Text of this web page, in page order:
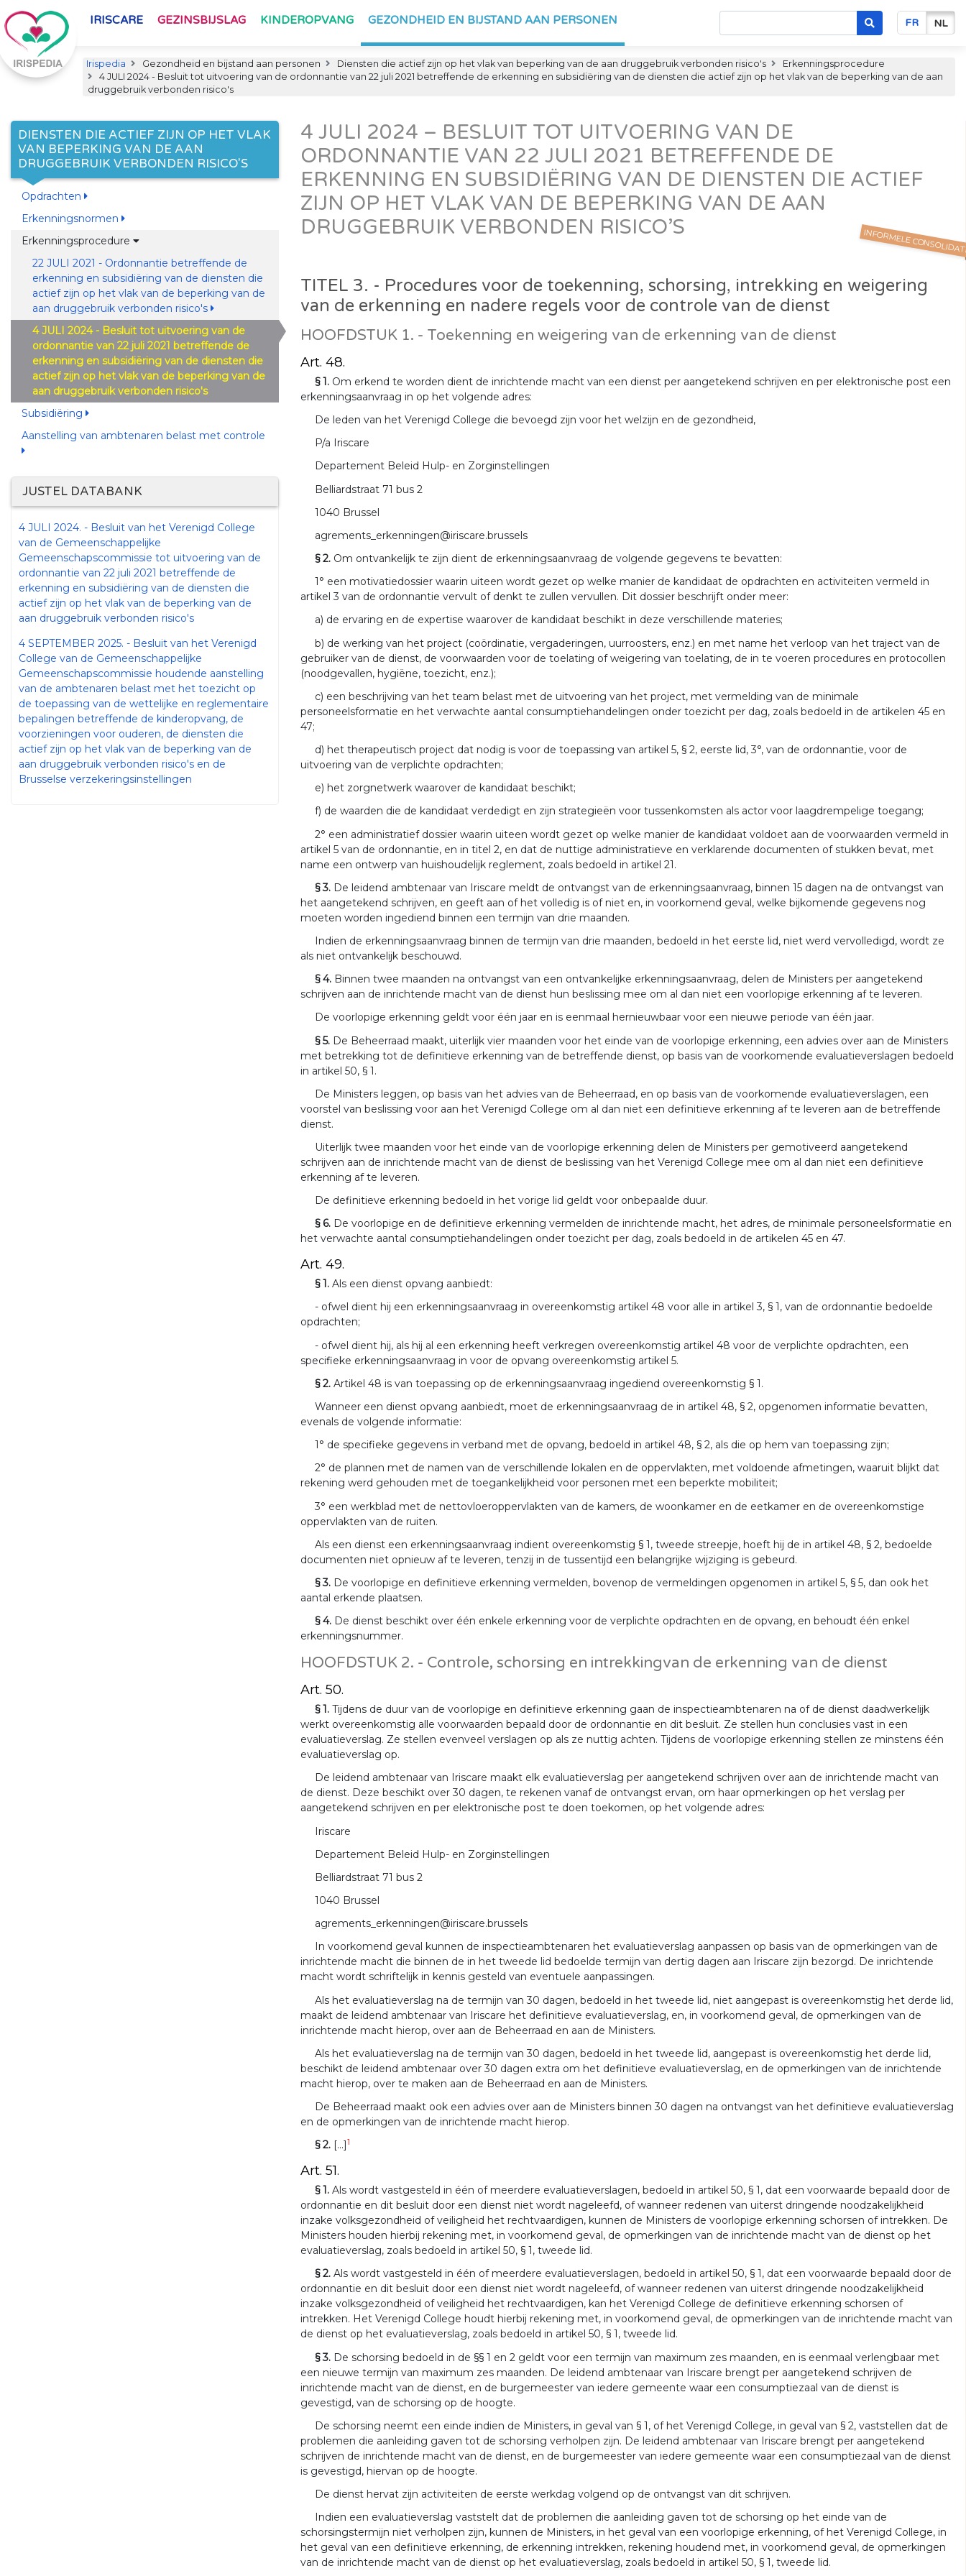
IRISCARE GEZINSBIJSLAG KINDEROPVANG GEZONDHEID EN BIJSTAND AAN PERSONEN FR NL
Irispedia Gezondheid en bijstand aan personen Diensten die actief zijn op het vlak van beperking van de aan druggebruik verbonden risico's
Erkenningsprocedure
4 JULI 2024 - Besluit tot uitvoering van de ordonnantie van 22 juli 2021 betreffende de erkenning en subsidiëring van de diensten die actief zijn op het vlak van de beperking van de aan
druggebruik verbonden risico's
DIENSTEN DIE ACTIEF ZIJN OP HET VLAK
VAN BEPERKING VAN DE AAN
DRUGGEBRUIK VERBONDEN RISICO'S
Opdrachten
Erkenningsnormen
Erkenningsprocedure
22 JULI 2021 - Ordonnantie betreffende de
erkenning en subsidiëring van de diensten die
actief zijn op het vlak van de beperking van de
aan druggebruik verbonden risico's
4 JULI 2024 - Besluit tot uitvoering van de
ordonnantie van 22 juli 2021 betreffende de
erkenning en subsidiëring van de diensten die
actief zijn op het vlak van de beperking van de
aan druggebruik verbonden risico's
Subsidiëring
Aanstelling van ambtenaren belast met controle
JUSTEL DATABANK
4 JULI 2024. - Besluit van het Verenigd College
van de Gemeenschappelijke
Gemeenschapscommissie tot uitvoering van de
ordonnantie van 22 juli 2021 betreffende de
erkenning en subsidiëring van de diensten die
actief zijn op het vlak van de beperking van de
aan druggebruik verbonden risico's
4 SEPTEMBER 2025. - Besluit van het Verenigd
College van de Gemeenschappelijke
Gemeenschapscommissie houdende aanstelling
van de ambtenaren belast met het toezicht op
de toepassing van de wettelijke en reglementaire
bepalingen betreffende de kinderopvang, de
voorzieningen voor ouderen, de diensten die
actief zijn op het vlak van de beperking van de
aan druggebruik verbonden risico's en de
Brusselse verzekeringsinstellingen
4 JULI 2024 – BESLUIT TOT UITVOERING VAN DE
ORDONNANTIE VAN 22 JULI 2021 BETREFFENDE DE
ERKENNING EN SUBSIDIËRING VAN DE DIENSTEN DIE ACTIEF
ZIJN OP HET VLAK VAN DE BEPERKING VAN DE AAN
DRUGGEBRUIK VERBONDEN RISICO’S
INFORMELE
TITEL 3. - Procedures voor de toekenning, schorsing, intrekking en weigering
van de erkenning en nadere regels voor de controle van de dienst
HOOFDSTUK 1. - Toekenning en weigering van de erkenning van de dienst
Art. 48.
§ 1. Om erkend te worden dient de inrichtende macht van een dienst per aangetekend schrijven en per elektronische post een
erkenningsaanvraag in op het volgende adres:
De leden van het Verenigd College die bevoegd zijn voor het welzijn en de gezondheid,
P/a Iriscare
Departement Beleid Hulp- en Zorginstellingen
Belliardstraat 71 bus 2
1040 Brussel
agrements_erkenningen@iriscare.brussels
§ 2. Om ontvankelijk te zijn dient de erkenningsaanvraag de volgende gegevens te bevatten:
1° een motivatiedossier waarin uiteen wordt gezet op welke manier de kandidaat de opdrachten en activiteiten vermeld in
artikel 3 van de ordonnantie vervult of denkt te zullen vervullen. Dit dossier beschrijft onder meer:
a) de ervaring en de expertise waarover de kandidaat beschikt in deze verschillende materies;
b) de werking van het project (coördinatie, vergaderingen, uurroosters, enz.) en met name het verloop van het traject van de
gebruiker van de dienst, de voorwaarden voor de toelating of weigering van toelating, de in te voeren procedures en protocollen
(noodgevallen, hygiëne, toezicht, enz.);
c) een beschrijving van het team belast met de uitvoering van het project, met vermelding van de minimale
personeelsformatie en het verwachte aantal consumptiehandelingen onder toezicht per dag, zoals bedoeld in de artikelen 45 en
47;
d) het therapeutisch project dat nodig is voor de toepassing van artikel 5, § 2, eerste lid, 3°, van de ordonnantie, voor de
uitvoering van de verplichte opdrachten;
e) het zorgnetwerk waarover de kandidaat beschikt;
f) de waarden die de kandidaat verdedigt en zijn strategieën voor tussenkomsten als actor voor laagdrempelige toegang;
2° een administratief dossier waarin uiteen wordt gezet op welke manier de kandidaat voldoet aan de voorwaarden vermeld in
artikel 5 van de ordonnantie, en in titel 2, en dat de nuttige administratieve en verklarende documenten of stukken bevat, met
name een ontwerp van huishoudelijk reglement, zoals bedoeld in artikel 21.
§ 3. De leidend ambtenaar van Iriscare meldt de ontvangst van de erkenningsaanvraag, binnen 15 dagen na de ontvangst van
het aangetekend schrijven, en geeft aan of het volledig is of niet en, in voorkomend geval, welke bijkomende gegevens nog
moeten worden ingediend binnen een termijn van drie maanden.
Indien de erkenningsaanvraag binnen de termijn van drie maanden, bedoeld in het eerste lid, niet werd vervolledigd, wordt ze
als niet ontvankelijk beschouwd.
§ 4. Binnen twee maanden na ontvangst van een ontvankelijke erkenningsaanvraag, delen de Ministers per aangetekend
schrijven aan de inrichtende macht van de dienst hun beslissing mee om al dan niet een voorlopige erkenning af te leveren.
De voorlopige erkenning geldt voor één jaar en is eenmaal hernieuwbaar voor een nieuwe periode van één jaar.
§ 5. De Beheerraad maakt, uiterlijk vier maanden voor het einde van de voorlopige erkenning, een advies over aan de Ministers
met betrekking tot de definitieve erkenning van de betreffende dienst, op basis van de voorkomende evaluatieverslagen bedoeld
in artikel 50, § 1.
De Ministers leggen, op basis van het advies van de Beheerraad, en op basis van de voorkomende evaluatieverslagen, een
voorstel van beslissing voor aan het Verenigd College om al dan niet een definitieve erkenning af te leveren aan de betreffende
dienst.
Uiterlijk twee maanden voor het einde van de voorlopige erkenning delen de Ministers per gemotiveerd aangetekend
schrijven aan de inrichtende macht van de dienst de beslissing van het Verenigd College mee om al dan niet een definitieve
erkenning af te leveren.
De definitieve erkenning bedoeld in het vorige lid geldt voor onbepaalde duur.
§ 6. De voorlopige en de definitieve erkenning vermelden de inrichtende macht, het adres, de minimale personeelsformatie en
het verwachte aantal consumptiehandelingen onder toezicht per dag, zoals bedoeld in de artikelen 45 en 47.
Art. 49.
§ 1. Als een dienst opvang aanbiedt:
- ofwel dient hij een erkenningsaanvraag in overeenkomstig artikel 48 voor alle in artikel 3, § 1, van de ordonnantie bedoelde
opdrachten;
- ofwel dient hij, als hij al een erkenning heeft verkregen overeenkomstig artikel 48 voor de verplichte opdrachten, een
specifieke erkenningsaanvraag in voor de opvang overeenkomstig artikel 5.
§ 2. Artikel 48 is van toepassing op de erkenningsaanvraag ingediend overeenkomstig § 1.
Wanneer een dienst opvang aanbiedt, moet de erkenningsaanvraag de in artikel 48, § 2, opgenomen informatie bevatten,
evenals de volgende informatie:
1° de specifieke gegevens in verband met de opvang, bedoeld in artikel 48, § 2, als die op hem van toepassing zijn;
2° de plannen met de namen van de verschillende lokalen en de oppervlakten, met voldoende afmetingen, waaruit blijkt dat
rekening werd gehouden met de toegankelijkheid voor personen met een beperkte mobiliteit;
3° een werkblad met de nettovloeroppervlakten van de kamers, de woonkamer en de eetkamer en de overeenkomstige
oppervlakten van de ruiten.
Als een dienst een erkenningsaanvraag indient overeenkomstig § 1, tweede streepje, hoeft hij de in artikel 48, § 2, bedoelde
documenten niet opnieuw af te leveren, tenzij in de tussentijd een belangrijke wijziging is gebeurd.
§ 3. De voorlopige en definitieve erkenning vermelden, bovenop de vermeldingen opgenomen in artikel 5, § 5, dan ook het
aantal erkende plaatsen.
§ 4. De dienst beschikt over één enkele erkenning voor de verplichte opdrachten en de opvang, en behoudt één enkel
erkenningsnummer.
HOOFDSTUK 2. - Controle, schorsing en intrekkingvan de erkenning van de dienst
Art. 50.
§ 1. Tijdens de duur van de voorlopige en definitieve erkenning gaan de inspectieambtenaren na of de dienst daadwerkelijk
werkt overeenkomstig alle voorwaarden bepaald door de ordonnantie en dit besluit. Ze stellen hun conclusies vast in een
evaluatieverslag. Ze stellen evenveel verslagen op als ze nuttig achten. Tijdens de voorlopige erkenning stellen ze minstens één
evaluatieverslag op.
De leidend ambtenaar van Iriscare maakt elk evaluatieverslag per aangetekend schrijven over aan de inrichtende macht van
de dienst. Deze beschikt over 30 dagen, te rekenen vanaf de ontvangst ervan, om haar opmerkingen op het verslag per
aangetekend schrijven en per elektronische post te doen toekomen, op het volgende adres:
Iriscare
Departement Beleid Hulp- en Zorginstellingen
Belliardstraat 71 bus 2
1040 Brussel
agrements_erkenningen@iriscare.brussels
In voorkomend geval kunnen de inspectieambtenaren het evaluatieverslag aanpassen op basis van de opmerkingen van de
inrichtende macht die binnen de in het tweede lid bedoelde termijn van dertig dagen aan Iriscare zijn bezorgd. De inrichtende
macht wordt schriftelijk in kennis gesteld van eventuele aanpassingen.
Als het evaluatieverslag na de termijn van 30 dagen, bedoeld in het tweede lid, niet aangepast is overeenkomstig het derde lid,
maakt de leidend ambtenaar van Iriscare het definitieve evaluatieverslag, en, in voorkomend geval, de opmerkingen van de
inrichtende macht hierop, over aan de Beheerraad en aan de Ministers.
Als het evaluatieverslag na de termijn van 30 dagen, bedoeld in het tweede lid, aangepast is overeenkomstig het derde lid,
beschikt de leidend ambtenaar over 30 dagen extra om het definitieve evaluatieverslag, en de opmerkingen van de inrichtende
macht hierop, over te maken aan de Beheerraad en aan de Ministers.
De Beheerraad maakt ook een advies over aan de Ministers binnen 30 dagen na ontvangst van het definitieve evaluatieverslag
en de opmerkingen van de inrichtende macht hierop.
§ 2. [...]1
Art. 51.
§ 1. Als wordt vastgesteld in één of meerdere evaluatieverslagen, bedoeld in artikel 50, § 1, dat een voorwaarde bepaald door de
ordonnantie en dit besluit door een dienst niet wordt nageleefd, of wanneer redenen van uiterst dringende noodzakelijkheid
inzake volksgezondheid of veiligheid het rechtvaardigen, kunnen de Ministers de voorlopige erkenning schorsen of intrekken. De
Ministers houden hierbij rekening met, in voorkomend geval, de opmerkingen van de inrichtende macht van de dienst op het
evaluatieverslag, zoals bedoeld in artikel 50, § 1, tweede lid.
§ 2. Als wordt vastgesteld in één of meerdere evaluatieverslagen, bedoeld in artikel 50, § 1, dat een voorwaarde bepaald door de
ordonnantie en dit besluit door een dienst niet wordt nageleefd, of wanneer redenen van uiterst dringende noodzakelijkheid
inzake volksgezondheid of veiligheid het rechtvaardigen, kan het Verenigd College de definitieve erkenning schorsen of
intrekken. Het Verenigd College houdt hierbij rekening met, in voorkomend geval, de opmerkingen van de inrichtende macht van
de dienst op het evaluatieverslag, zoals bedoeld in artikel 50, § 1, tweede lid.
§ 3. De schorsing bedoeld in de §§ 1 en 2 geldt voor een termijn van maximum zes maanden, en is eenmaal verlengbaar met
een nieuwe termijn van maximum zes maanden. De leidend ambtenaar van Iriscare brengt per aangetekend schrijven de
inrichtende macht van de dienst, en de burgemeester van iedere gemeente waar een consumptiezaal van de dienst is
gevestigd, van de schorsing op de hoogte.
De schorsing neemt een einde indien de Ministers, in geval van § 1, of het Verenigd College, in geval van § 2, vaststellen dat de
problemen die aanleiding gaven tot de schorsing verholpen zijn. De leidend ambtenaar van Iriscare brengt per aangetekend
schrijven de inrichtende macht van de dienst, en de burgemeester van iedere gemeente waar een consumptiezaal van de dienst
is gevestigd, hiervan op de hoogte.
De dienst hervat zijn activiteiten de eerste werkdag volgend op de ontvangst van dit schrijven.
Indien een evaluatieverslag vaststelt dat de problemen die aanleiding gaven tot de schorsing op het einde van de
schorsingstermijn niet verholpen zijn, kunnen de Ministers, in het geval van een voorlopige erkenning, of het Verenigd College, in
het geval van een definitieve erkenning, de erkenning intrekken, rekening houdend met, in voorkomend geval, de opmerkingen
van de inrichtende macht van de dienst op het evaluatieverslag, zoals bedoeld in artikel 50, § 1, tweede lid.